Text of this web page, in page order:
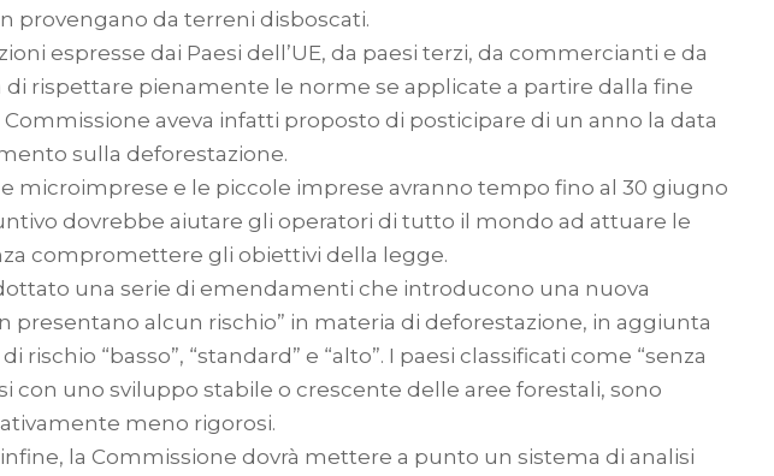
provengano da terreni disboscati.
espresse dai Paesi dell’UE, da paesi terzi, da commercianti e da
di rispettare pienamente le norme se applicate a partire dalla fine
aveva infatti proposto di posticipare di un anno la data
sulla deforestazione.
microimprese e le piccole imprese avranno tempo fino al 30 giugno
dovrebbe aiutare gli operatori di tutto il mondo ad attuare le
compromettere gli obiettivi della legge.
una serie di emendamenti che introducono una nuova
presentano alcun rischio” in materia di deforestazione, in aggiunta
rischio “basso”, “standard” e “alto”. I paesi classificati come “senza
con uno sviluppo stabile o crescente delle aree forestali, sono
meno rigorosi.
la Commissione dovrà mettere a punto un sistema di analisi